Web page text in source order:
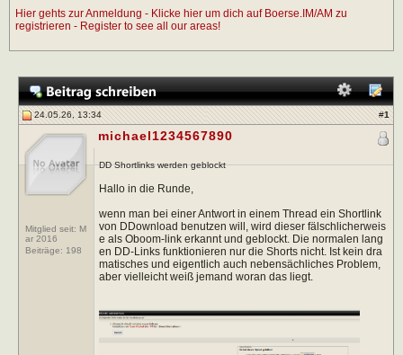
Hier gehts zur Anmeldung - Klicke hier um dich auf Boerse.IM/AM zu
registrieren - Register to see all our areas!
24.05.26, 13:34 #1
Mitglied seit: M
ar 2016
Beiträge: 198
michael1234567890
DD Shortlinks werden geblockt
Hallo in die Runde,
wenn man bei einer Antwort in einem Thread ein Shortlink
von DDownload benutzen will, wird dieser fälschlicherweis
e als Oboom-link erkannt und geblockt. Die normalen lang
en DD-Links funktionieren nur die Shorts nicht. Ist kein dra
matisches und eigentlich auch nebensächliches Problem,
aber vielleicht weiß jemand woran das liegt.